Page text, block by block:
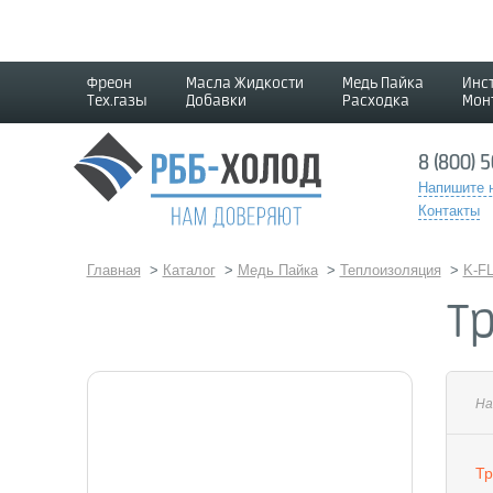
Фреон
Тех.газы
Масла Жидкости
Добавки
Медь Пайка
Расходка
8 (800)
Напишите
Контакты
Главная > Каталог > Медь Пайка > Теплоизоляция > K-